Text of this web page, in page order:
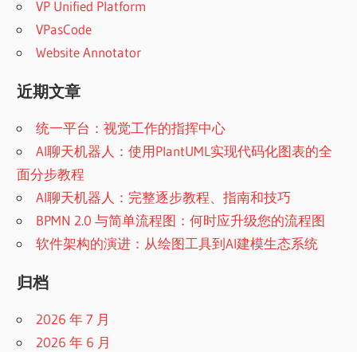
VP Unified Platform
VPasCode
Website Annotator
近期文章
统一平台：视觉工作的指挥中心
AI聊天机器人：使用PlantUML实现代码化图表的全
面分步教程
AI聊天机器人：完整逐步教程、指南和技巧
BPMN 2.0 与简单流程图：何时应升级您的流程图
软件架构的演进：从绘图工具到AI建模生态系统
归档
2026 年 7 月
2026 年 6 月